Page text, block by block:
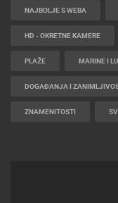
NAJBOLJE S WEBA
HD - OKRETNE KAMERE
PLAŽE MARINE I
DOGAĐANJA I
ZNAMENITOSTI